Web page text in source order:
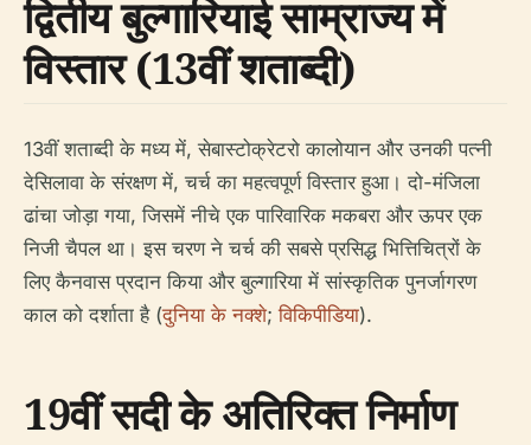
द्वितीय बुल्गारियाई साम्राज्य में
विस्तार (13वीं शताब्दी)
13वीं शताब्दी के मध्य में, सेबास्टोक्रेटरो कालोयान और उनकी पत्नी
देसिलावा के संरक्षण में, चर्च का महत्वपूर्ण विस्तार हुआ। दो-मंजिला
ढांचा जोड़ा गया, जिसमें नीचे एक पारिवारिक मकबरा और ऊपर एक
निजी चैपल था। इस चरण ने चर्च की सबसे प्रसिद्ध भित्तिचित्रों के
लिए कैनवास प्रदान किया और बुल्गारिया में सांस्कृतिक पुनर्जागरण
काल को दर्शाता है (दुनिया के नक्शे;विकिपीडिया).
19वीं सदी के अतिरिक्त निर्माण